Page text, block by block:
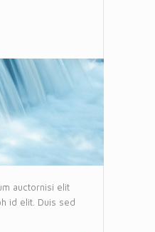
auctornisi elit
id elit. Duis sed